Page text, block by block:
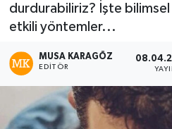
durdurabiliriz? İşte bilimsel
etkili yöntemler...
MUSA KARAGÖZ
EDITÖR
Son Dakika Haberleri
Haber Arşivi